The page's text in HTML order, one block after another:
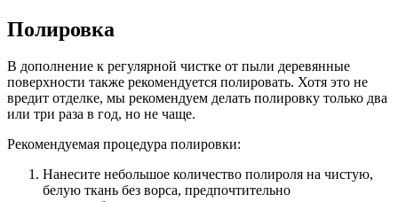
Полировка
В дополнение к регулярной чистке от пыли деревянные
поверхности также рекомендуется полировать. Хотя это не
вредит отделке, мы рекомендуем делать полировку только два
или три раза в год, но не чаще.
Рекомендуемая процедура полировки:
Нанесите небольшое количество полироля на чистую,
белую ткань без ворса, предпочтительно